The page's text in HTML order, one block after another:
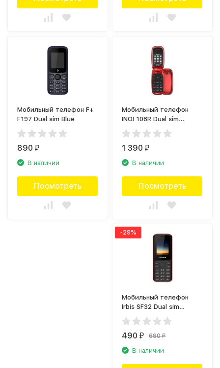
Мобильный телефон F+
F197 Dual sim Blue
890₽
В наличии
Посмотреть
Мобильный телефон
INOI 108R Dual sim
Красный
1 390₽
В наличии
Посмотреть
-29%
Мобильный телефон
Irbis SF32 Dual sim
Black/Red
490₽ 690₽
В наличии